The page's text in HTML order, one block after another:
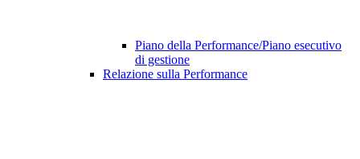
Piano della Performance/Piano esecutivo
di gestione
Relazione sulla Performance